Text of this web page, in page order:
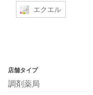
エクエル
店舗タイプ
調剤薬局